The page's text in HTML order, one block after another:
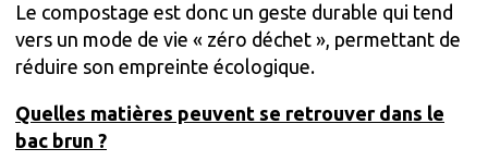
Le compostage est donc un geste durable qui tend
vers un mode de vie « zéro déchet », permettant de
réduire son empreinte écologique.
Quelles matières peuvent se retrouver dans le
bac brun ?